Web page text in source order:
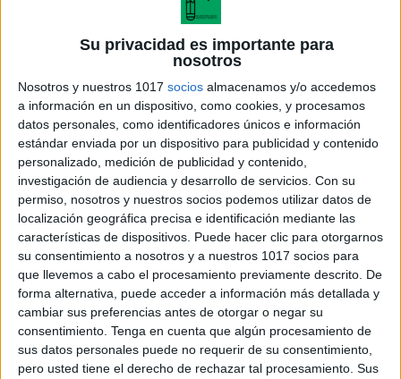
Su privacidad es importante para
nosotros
Nosotros y nuestros 1017 socios almacenamos y/o accedemos
a información en un dispositivo, como cookies, y procesamos
datos personales, como identificadores únicos e información
estándar enviada por un dispositivo para publicidad y contenido
personalizado, medición de publicidad y contenido,
investigación de audiencia y desarrollo de servicios. Con su
permiso, nosotros y nuestros socios podemos utilizar datos de
localización geográfica precisa e identificación mediante las
características de dispositivos. Puede hacer clic para otorgarnos
su consentimiento a nosotros y a nuestros 1017 socios para
que llevemos a cabo el procesamiento previamente descrito. De
forma alternativa, puede acceder a información más detallada y
cambiar sus preferencias antes de otorgar o negar su
consentimiento. Tenga en cuenta que algún procesamiento de
sus datos personales puede no requerir de su consentimiento,
pero usted tiene el derecho de rechazar tal procesamiento. Sus